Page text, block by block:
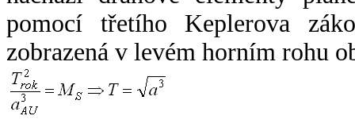
pomocí třetího Keplerova
zobrazená v levém horním rohu